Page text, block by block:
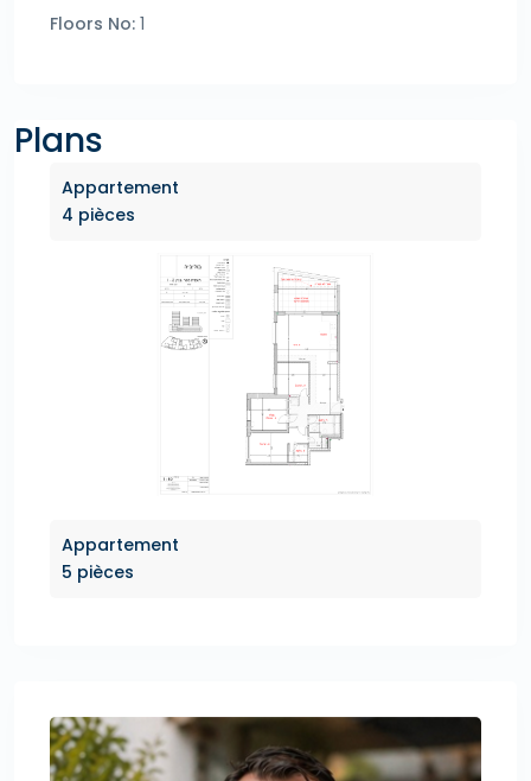
Floors No: 1
Plans
Appartement
4 pièces
Appartement
5 pièces